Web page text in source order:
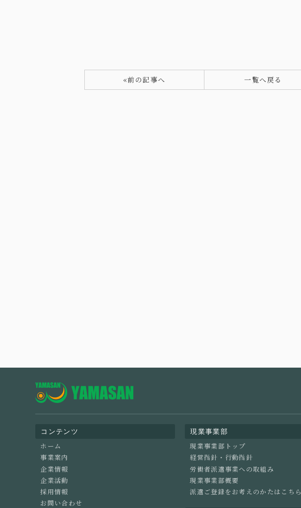
«前の記事へ 一覧へ戻る
コンテンツ
ホーム
事業案内
企業情報
企業活動
採用情報
お問い合わせ
現業事業部
現業事業部トップ
経営指針・行動指針
労働者派遣事業への取組み
現業事業部概要
派遣ご登録をお考えのかたはこちら